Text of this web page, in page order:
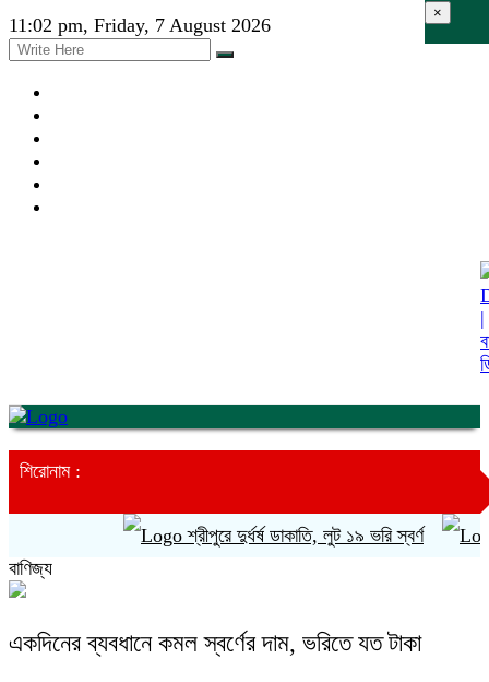
11:02 pm, Friday, 7 August 2026
শিরোনাম :
শ্রীপুরে দুর্ধর্ষ ডাকাতি, লুট ১৯ ভরি স্বর্ণ
×
বাণিজ্য
একদিনের ব্যবধানে কমল স্বর্ণের দাম, ভরিতে যত টাকা